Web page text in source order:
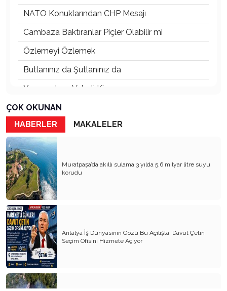
NATO Konuklarından CHP Mesajı
Cambaza Baktıranlar Piçler Olabilir mi
Özlemeyi Özlemek
Butlanınız da Şutlanınız da
Yaşananların Vebali Kim
Siyasetin Kökleri Köklerin Siyaseti
Nereye CHP Nereye
Öf Öf de Öf Öf
Birbirimizi Anlasak mı
Kapitalist Yaşam Tarzına İslami Ekonomi
Mayıs’ta öldürüldük, Haziran’da direndik.
İki Miras T.C ve CHP
Atanı Tanımak Gurur Verir
Entel Entel İşletiliyoruz
Soysuzluk Nerede ve Nasıl Başlar
ÇOK OKUNAN
HABERLER
MAKALELER
Muratpaşa’da akıllı sulama 3 yılda 5,6 milyar litre suyu
korudu
Antalya İş Dünyasının Gözü Bu Açılışta: Davut Çetin
Seçim Ofisini Hizmete Açıyor